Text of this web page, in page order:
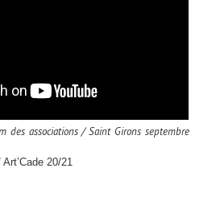
des associations / Saint Girons septembre
20/21